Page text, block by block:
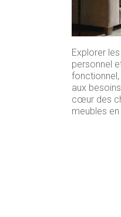
Explorer
personnel
aux
cœur des
meubles en